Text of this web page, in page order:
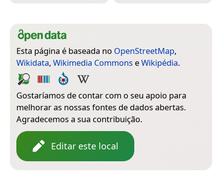
Esta página é baseada no OpenStreetMap,
Wikidata, Wikimedia Commons eWikipédia.
Gostaríamos de contar com o seu apoio para
melhorar as nossas fontes de dados abertas.
Agradecemos a sua contribuição.
Editar este local